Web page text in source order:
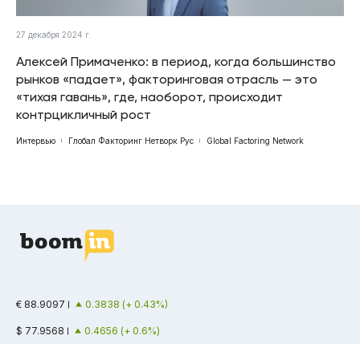
27 декабря 2024 г.
Алексей Примаченко: в период, когда большинство
рынков «падает», факторинговая отрасль — это
«тихая гавань», где, наоборот, происходит
контрцикличный рост
Интервью Глобал Факторинг Нетворк Рус Global Factoring Network
€ 88.9097 0.3838 (+ 0.43%)
$ 77.9568 0.4656 (+ 0.6%)